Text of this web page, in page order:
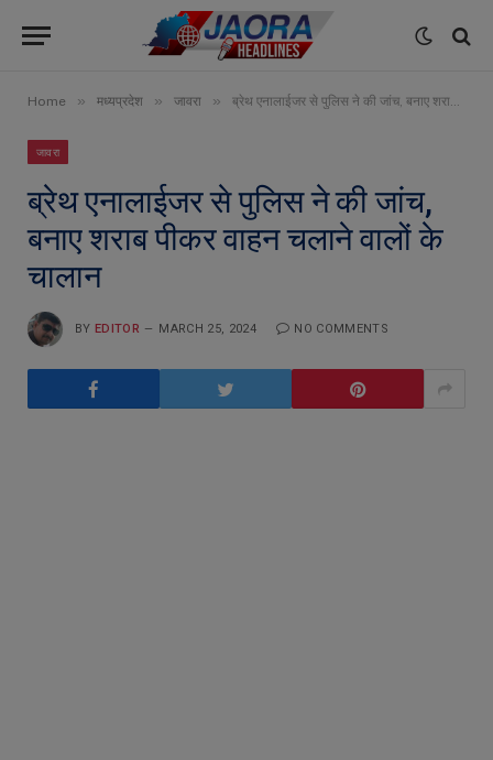
Home » मध्यप्रदेश » जावरा » ब्रेथ एनालाईजर से पुलिस ने की जांच, बनाए शराब पीकर वाहन चलाने वालों के चालान
जावरा
ब्रेथ एनालाईजर से पुलिस ने की जांच,
बनाए शराब पीकर वाहन चलाने वालों के
चालान
BY EDITOR MARCH 25, 2024 NO COMMENTS